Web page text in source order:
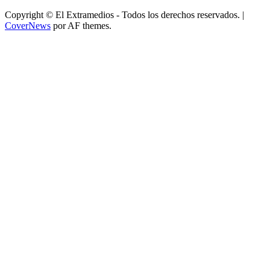
Copyright © El Extramedios - Todos los derechos reservados. |
CoverNews por AF themes.